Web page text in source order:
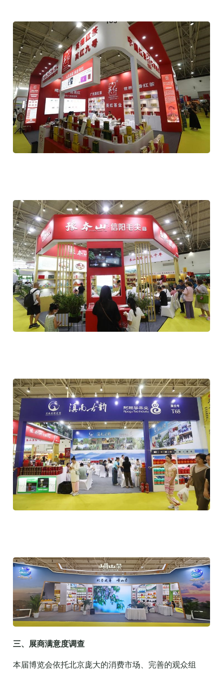
三、展商满意度调查
本届博览会依托北京庞大的消费市场、完善的观众组